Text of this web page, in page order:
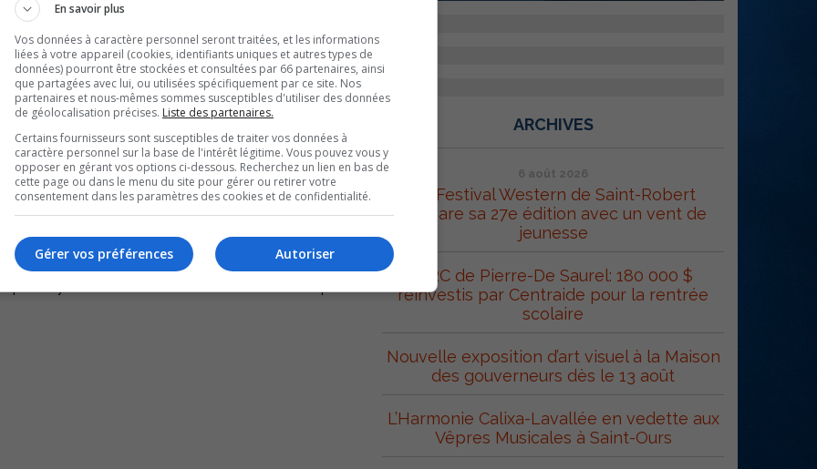
à l’invitation des organisateurs du troisième Gala
samedi soir dernier sous la présidence d’honneur du
on les appelait autrefois, sont devenus des chefs
incontournables du développement économique
leur travail.
les prix du jury. L’intervenant économique est la
exceptionnel revient à Maurice Desrosiers de
à la Ferme Besner-Pagé de Yamaska. Pierrette
dans le monde agricole. Fernand Millette de Saint-
Raymond Arel de Saint-David mérite le prix de
ARCHIVES
6 août 2026
Le Festival Western de Saint-Robert
prépare sa 27e édition avec un vent de
jeunesse
MRC de Pierre-De Saurel: 180 000 $
réinvestis par Centraide pour la rentrée
scolaire
Nouvelle exposition d’art visuel à la Maison
des gouverneurs dès le 13 août
L’Harmonie Calixa-Lavallée en vedette aux
Vêpres Musicales à Saint-Ours
En savoir plus
Vos données à caractère personnel seront traitées, et les informations
liées à votre appareil (cookies, identifiants uniques et autres types de
données) pourront être stockées et consultées par 66 partenaires, ainsi
que partagées avec lui, ou utilisées spécifiquement par ce site. Nos
partenaires et nous-mêmes sommes susceptibles d'utiliser des données
de géolocalisation précises. Liste des partenaires.
Certains fournisseurs sont susceptibles de traiter vos données à
caractère personnel sur la base de l'intérêt légitime. Vous pouvez vous y
opposer en gérant vos options ci-dessous. Recherchez un lien en bas de
cette page ou dans le menu du site pour gérer ou retirer votre
consentement dans les paramètres des cookies et de confidentialité.
Autoriser
Gérer vos préférences